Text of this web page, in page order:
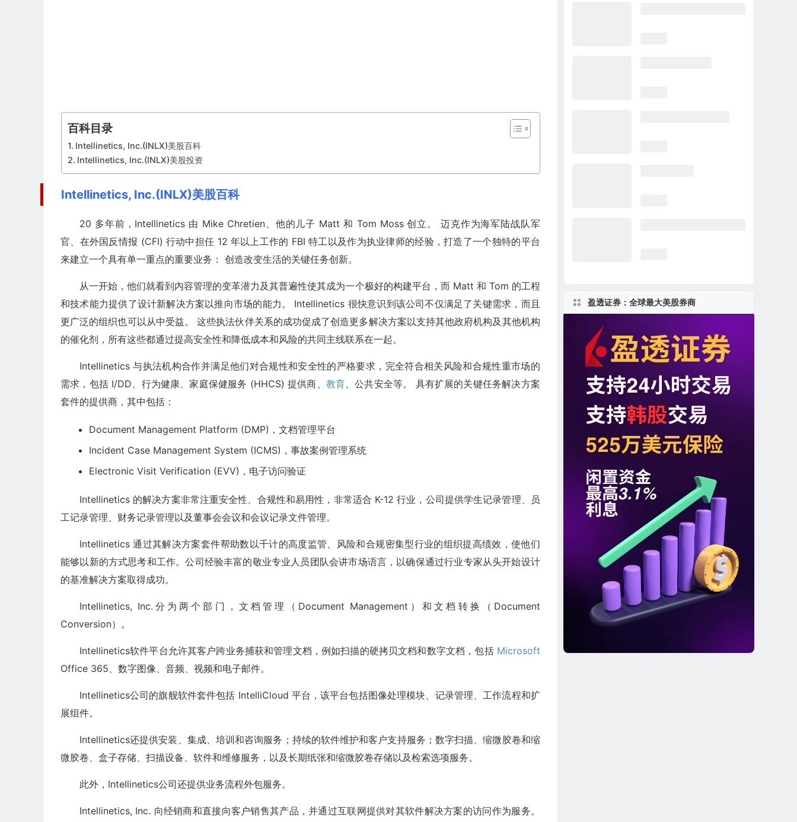
百科目录
Intellinetics, Inc.(INLX)美股百科
Intellinetics, Inc.(INLX)美股投资
Intellinetics, Inc.(INLX)美股百科
20 多年前，Intellinetics 由 Mike Chretien、他的儿子 Matt 和 Tom Moss 创立。 迈克作为海军陆战队军
官、在外国反情报 (CFI) 行动中担任 12 年以上工作的 FBI 特工以及作为执业律师的经验，打造了一个独特的平台
来建立一个具有单一重点的重要业务： 创造改变生活的关键任务创新。
从一开始，他们就看到内容管理的变革潜力及其普遍性使其成为一个极好的构建平台，而 Matt 和 Tom 的工程
和技术能力提供了设计新解决方案以推向市场的能力。 Intellinetics 很快意识到该公司不仅满足了关键需求，而且
更广泛的组织也可以从中受益。 这些执法伙伴关系的成功促成了创造更多解决方案以支持其他政府机构及其他机构
的催化剂，所有这些都通过提高安全性和降低成本和风险的共同主线联系在一起。
Intellinetics 与执法机构合作并满足他们对合规性和安全性的严格要求，完全符合相关风险和合规性重市场的
需求，包括 I/DD、行为健康、家庭保健服务 (HHCS) 提供商、 教育、公共安全等。 具有扩展的关键任务解决方案
套件的提供商，其中包括：
Document Management Platform (DMP)，文档管理平台
Incident Case Management System (ICMS)，事故案例管理系统
Electronic Visit Verification (EVV)，电子访问验证
Intellinetics 的解决方案非常注重安全性、合规性和易用性，非常适合 K-12 行业，公司提供学生记录管理、员
工记录管理、财务记录管理以及董事会会议和会议记录文件管理。
Intellinetics 通过其解决方案套件帮助数以千计的高度监管、风险和合规密集型行业的组织提高绩效，使他们
能够以新的方式思考和工作。公司经验丰富的敬业专业人员团队会讲市场语言，以确保通过行业专家从头开始设计
的基准解决方案取得成功。
Intellinetics, Inc.分为两个部门，文档管理（Document Management）和文档转换（Document
Conversion）。
Intellinetics软件平台允许其客户跨业务捕获和管理文档，例如扫描的硬拷贝文档和数字文档，包括 Microsoft
Office 365、数字图像、音频、视频和电子邮件。
Intellinetics公司的旗舰软件套件包括 IntelliCloud 平台，该平台包括图像处理模块、记录管理、工作流程和扩
展组件。
Intellinetics还提供安装、集成、培训和咨询服务；持续的软件维护和客户支持服务；数字扫描、缩微胶卷和缩
微胶卷、盒子存储、扫描设备、软件和维修服务，以及长期纸张和缩微胶卷存储以及检索选项服务。
此外，Intellinetics公司还提供业务流程外包服务。
Intellinetics, Inc. 向经销商和直接向客户销售其产品，并通过互联网提供对其软件解决方案的访问作为服务。
盈透证券：全球最大美股券商